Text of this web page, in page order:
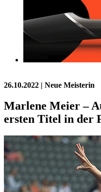
26.10.2022 | Neue Meisterin
Marlene Meier –
ersten Titel in der